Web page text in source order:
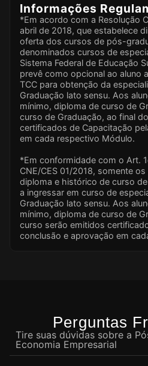
Informações
*Em acordo com a Resolução
abril de 2018, que estabelece
oferta dos cursos de pós-
denominados cursos de
Sistema Federal de Educação
prevê como opcional ao aluno
TCC para obtenção da
Graduação lato sensu. Aos
mínimo, diploma de curso de
curso de Graduação, ao final
certificados de Capacitação
em cada respectivo Módulo.
*Em conformidade com o Art.
CNE/CES 01/2018, somente
diploma e histórico de curso
a ingressar em curso de
Graduação lato sensu. Aos
mínimo, diploma de curso de
curso serão emitidos
conclusão e aprovação em
Perguntas
Tire suas dúvidas sobre a
Economia Empresarial